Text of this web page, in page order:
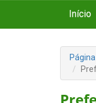
Início
Página